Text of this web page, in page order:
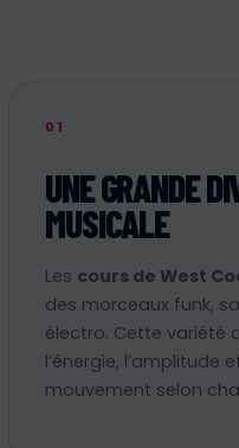
01
UNE GRANDE
MUSICALE
Les cours de West
des morceaux funk,
électro. Cette variété
l’énergie, l’amplitude
mouvement selon